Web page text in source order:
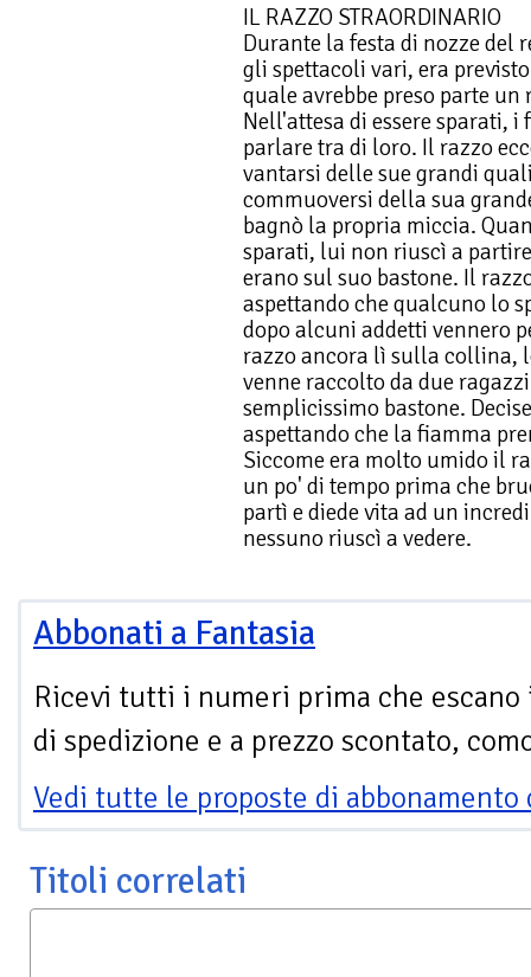
IL RAZZO STRAORDINARIO
Durante la festa di nozze del
gli spettacoli vari, era
quale avrebbe preso parte
Nell'attesa di essere sparati,
parlare tra di loro. Il razzo
vantarsi delle sue grandi
commuoversi della sua
bagnò la propria miccia.
sparati, lui non riuscì a
erano sul suo bastone. Il
aspettando che qualcuno lo
dopo alcuni addetti vennero
razzo ancora lì sulla collina,
venne raccolto da due
semplicissimo bastone.
aspettando che la fiamma
Siccome era molto umido il
un po' di tempo prima che
partì e diede vita ad un
nessuno riuscì a vedere.
Abbonati a Fantasia
Ricevi tutti i numeri prima che escano
di spedizione e a prezzo scontato,
Vedi tutte le proposte di
Titoli correlati